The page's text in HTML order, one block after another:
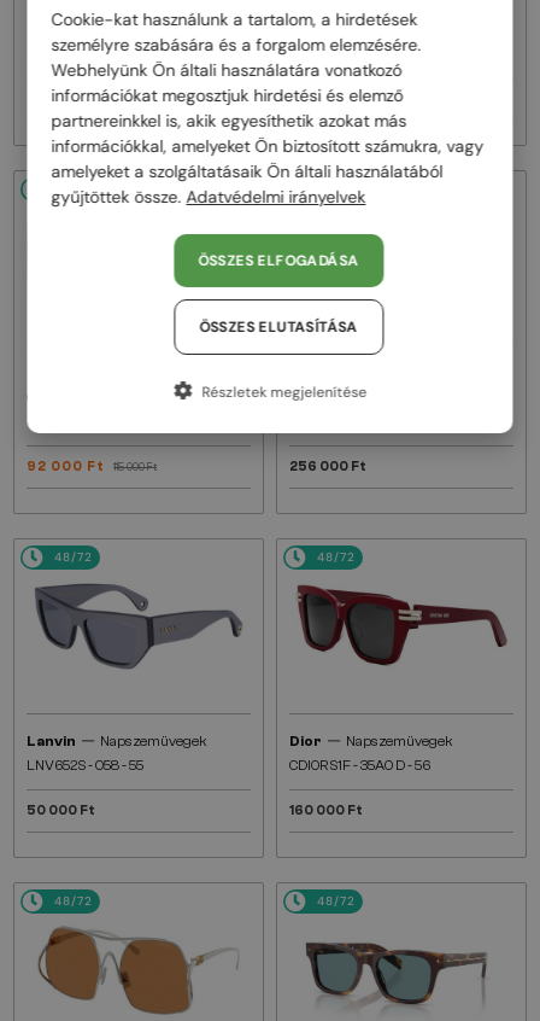
MJ0647SA KU'IKAHI AF - 001 - 55 -
POLARIZÁLT LENCSÉKKEL
76 000 Ft
MJ266 WORLD CUP - 004 - 64 -
POLARIZÁLT LENCSÉKKEL
57 000 Ft
48/72 -20%
CL40242I - 01B - 53
92 000 Ft 115 000 Ft
48/72
MACH ONE DRX-2030 TITANIUM -
256 000 Ft
48/72
Lanvin — Napszemüvegek
LNV652S - 058 - 55
50 000 Ft
48/72
Dior — Napszemüvegek
CDIOR S1F - 35A0 D - 56
160 000 Ft
48/72 48/72
Cookie-kat használunk a tartalom, a hirdetések
személyre szabására és a forgalom elemzésére.
Webhelyünk Ön általi használatára vonatkozó
információkat megosztjuk hirdetési és elemző
partnereinkkel is, akik egyesíthetik azokat más
információkkal, amelyeket Ön biztosított számukra, vagy
amelyeket a szolgáltatásaik Ön általi használatából
gyűjtöttek össze. Adatvédelmi irányelvek
ÖSSZES ELFOGADÁSA
ÖSSZES ELUTASÍTÁSA
Részletek megjelenítése